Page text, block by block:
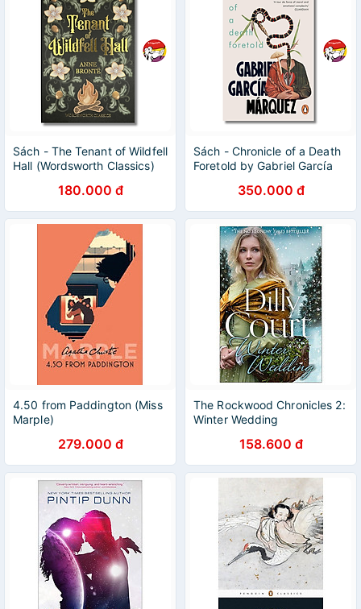
Sách - The Tenant of Wildfell
Hall (Wordsworth Classics)
Romance Book
180.000 đ
Sách - Chronicle of a Death
Foretold by Gabriel García
in English350.000 đ
4.50 from Paddington (Miss
Marple)
279.000 đ
The Rockwood Chronicles 2:
Winter Wedding
158.600 đ